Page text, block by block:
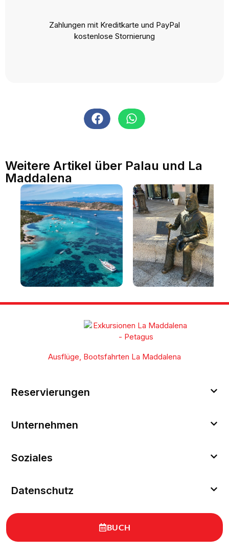
Zahlungen mit Kreditkarte und PayPal
kostenlose Stornierung
Weitere Artikel über Palau und La
Maddalena
La Maddalena und der
Sehenswürdigkeiten und
La Maddalena
Sehenswürdigkeiten auf
Tag [mit
Ausflüge, Bootsfahrten La Maddalena
Reservierungen
Unternehmen
Soziales
Datenschutz
BUCH